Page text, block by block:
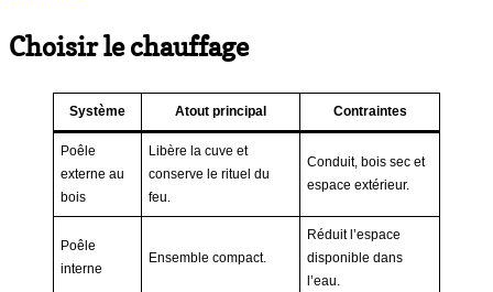
Choisir le chauffage
Système Atout principal Contraintes
Poêle
externe au
bois
Libère la cuve et
conserve le rituel du
feu.
Conduit, bois sec et
espace extérieur.
Poêle
interne
Ensemble compact.
Réduit l’espace
disponible dans
l’eau.